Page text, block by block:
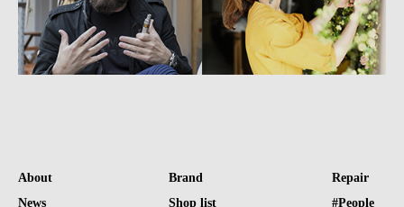
About
News
Brand
Shop list
Repair
#People